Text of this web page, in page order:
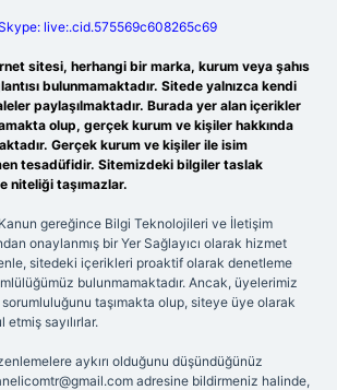
live:.cid.575569c608265c69
sitesi, herhangi bir marka, kurum veya şahıs
bulunmamaktadır. Sitede yalnızca kendi
paylaşılmaktadır. Burada yer alan içerikler
olup, gerçek kurum ve kişiler hakkında
Gerçek kurum ve kişiler ile isim
tesadüfidir. Sitemizdeki bilgiler taslak
niteliği taşımazlar.
gereğince Bilgi Teknolojileri ve İletişim
onaylanmış bir Yer Sağlayıcı olarak hizmet
sitedeki içerikleri proaktif olarak denetleme
bulunmamaktadır. Ancak, üyelerimiz
taşımakta olup, siteye üye olarak
sayılırlar.
aykırı olduğunu düşündüğünüz
adresine bildirmeniz halinde,